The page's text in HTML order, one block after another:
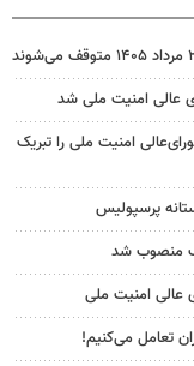
عالی امنیت ملی شد
امنیت ملی را تبریک
پرسپولیس
منصوب شد
عالی امنیت ملی
تعامل می‌کنیم!